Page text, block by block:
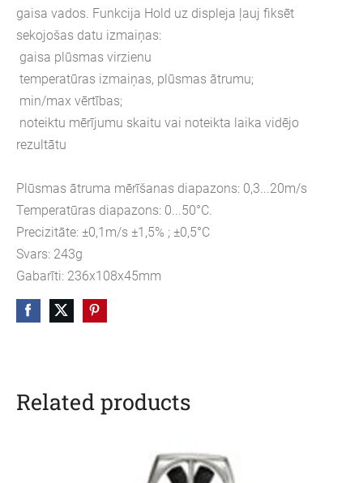
gaisa vados. Funkcija Hold uz displeja ļauj fiksēt
sekojošas datu izmaiņas:
gaisa plūsmas virzienu
temperatūras izmaiņas, plūsmas ātrumu;
min/max vērtības;
noteiktu mērījumu skaitu vai noteikta laika vidējo
rezultātu
Plūsmas ātruma mērīšanas diapazons: 0,3...20m/s
Temperatūras diapazons: 0...50°C.
Precizitāte: ±0,1m/s ±1,5% ; ±0,5°C
Svars: 243g
Gabarīti: 236x108x45mm
Related products